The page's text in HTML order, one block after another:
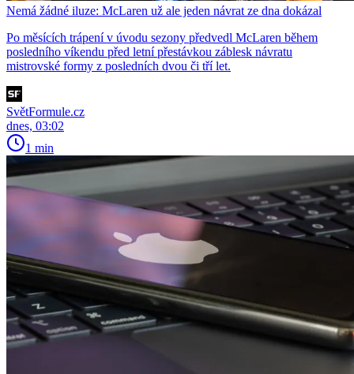
Nemá žádné iluze: McLaren už ale jeden návrat ze dna dokázal
Po měsících trápení v úvodu sezony předvedl McLaren během
posledního víkendu před letní přestávkou záblesk návratu
mistrovské formy z posledních dvou či tří let.
SvětFormule.cz
dnes, 03:02
1 min